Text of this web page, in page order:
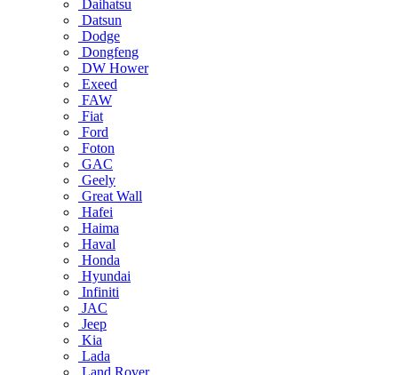
Daihatsu
Datsun
Dodge
Dongfeng
DW Hower
Exeed
FAW
Fiat
Ford
Foton
GAC
Geely
Great Wall
Hafei
Haima
Haval
Honda
Hyundai
Infiniti
JAC
Jeep
Kia
Lada
Land Rover